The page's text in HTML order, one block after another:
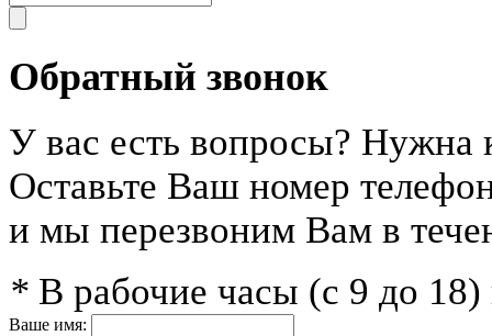
Обратный звонок
У вас есть вопросы? Нужна
Оставьте Ваш номер
и мы перезвоним Вам в
* В рабочие часы (с 9 до
Ваше имя: